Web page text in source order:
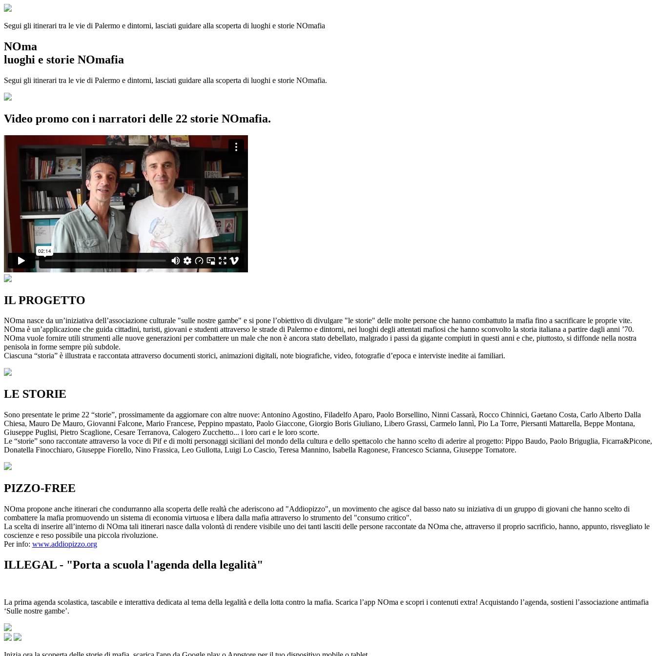
Segui gli itinerari tra le vie di Palermo e dintorni, lasciati guidare alla scoperta di luoghi e storie NOmafia
NOma
luoghi e storie NOmafia
Segui gli itinerari tra le vie di Palermo e dintorni, lasciati guidare alla scoperta di luoghi e storie NOmafia.
Video promo con i narratori delle 22 storie NOmafia.
IL PROGETTO
NOma nasce da un’iniziativa dell’associazione culturale "sulle nostre gambe" e si pone l’obiettivo di divulgare "le storie" delle molte persone che hanno combattuto la mafia fino a sacrificare le proprie vite.
NOma è un’applicazione che guida cittadini, turisti, giovani e studenti attraverso le strade di Palermo e dintorni, nei luoghi degli attentati mafiosi che hanno sconvolto la storia italiana a partire dagli anni ’70.
NOma vuole fornire utili strumenti alle nuove generazioni per combattere un male che non è ancora stato debellato, malgrado i passi da gigante compiuti in questi anni e che, piuttosto, si diffonde nella nostra
penisola in forme sempre più subdole.
Ciascuna “storia” è illustrata e raccontata attraverso documenti storici, animazioni digitali, note biografiche, video, fotografie d’epoca e interviste inedite ai familiari.
LE STORIE
Sono presentate le prime 22 “storie”, prossimamente da aggiornare con altre nuove: Antonino Agostino, Filadelfo Aparo, Paolo Borsellino, Ninni Cassarà, Rocco Chinnici, Gaetano Costa, Carlo Alberto Dalla
Chiesa, Mauro De Mauro, Giovanni Falcone, Mario Francese, Peppino mpastato, Paolo Giaccone, Giorgio Boris Giuliano, Libero Grassi, Carmelo Iannì, Pio La Torre, Piersanti Mattarella, Beppe Montana,
Giuseppe Puglisi, Pietro Scaglione, Cesare Terranova, Calogero Zucchetto... i loro cari e le loro scorte.
Le “storie” sono raccontate attraverso la voce di Pif e di molti personaggi siciliani del mondo della cultura e dello spettacolo che hanno scelto di aderire al progetto: Pippo Baudo, Paolo Briguglia, Ficarra&Picone,
Donatella Finocchiaro, Giuseppe Fiorello, Nino Frassica, Leo Gullotta, Luigi Lo Cascio, Teresa Mannino, Isabella Ragonese, Francesco Scianna, Giuseppe Tornatore.
PIZZO-FREE
NOma propone anche itinerari che condurranno alla scoperta delle realtà che aderiscono ad "Addiopizzo", un movimento che agisce dal basso nato su iniziativa di un gruppo di giovani che hanno scelto di
combattere la mafia promuovendo un sistema di economia virtuosa e libera dalla mafia attraverso lo strumento del "consumo critico".
La scelta di inserire all’interno di NOma tali itinerari nasce dalla volontà di rendere visibile uno dei tanti lasciti delle persone raccontate da NOma che, attraverso il proprio sacrificio, hanno, appunto, risvegliato le
coscienze e reso possibile una piccola rivoluzione.
Per info: www.addiopizzo.org
ILLEGAL - "Porta a scuola l'agenda della legalità"
La prima agenda scolastica, tascabile e interattiva dedicata al tema della legalità e della lotta contro la mafia. Scarica l’app NOma e scopri i contenuti extra! Acquistando l’agenda, sostieni l’associazione antimafia
‘Sulle nostre gambe’.